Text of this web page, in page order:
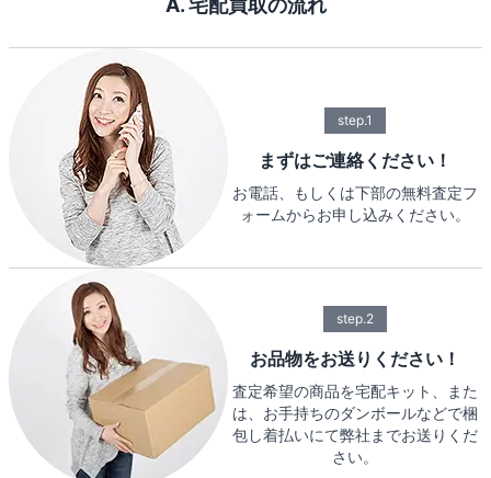
A. 宅配買取の流れ
step.1
まずはご連絡ください！
お電話、もしくは下部の無料査定フ
ォームからお申し込みください。
step.2
お品物をお送りください！
査定希望の商品を宅配キット、また
は、お手持ちのダンボールなどで梱
包し着払いにて弊社までお送りくだ
さい。